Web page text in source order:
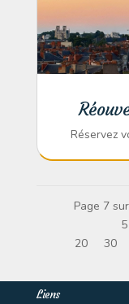
Réservez
Page 7
5
20
30
Liens